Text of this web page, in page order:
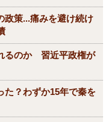
政策...痛みを避け続け
るのか 習近平政権が
た？わずか15年で秦を